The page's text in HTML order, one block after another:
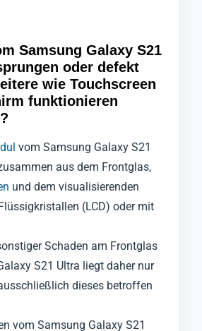
Samsung Galaxy S21
oder defekt
wie Touchscreen
funktionieren
vom Samsung Galaxy S21
aus dem Frontglas,
und dem visualisierenden
(LCD) oder mit
Schaden am Frontglas
S21 Ultra liegt daher nur
dieses betroffen
vom Samsung Galaxy S21